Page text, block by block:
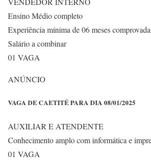
Ensino Médio completo
Experiência mínima de 06 meses
Salário a combinar
01 VAGA
ANÚNCIO
VAGA DE CAETITÉ PARA DIA 08/01/2025
AUXILIAR E ATENDENTE
Conhecimento amplo com informática e
01 VAGA